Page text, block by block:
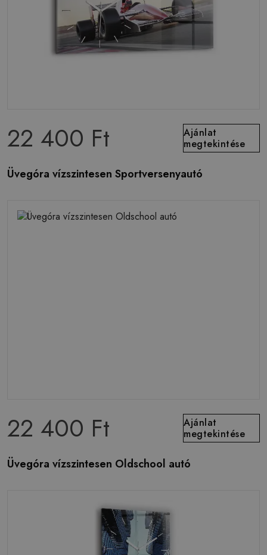
22 400 Ft
Ajánlat
megtekintése
Üvegóra vízszintesen Sportversenyautó
22 400 Ft
Ajánlat
megtekintése
Üvegóra vízszintesen Oldschool autó